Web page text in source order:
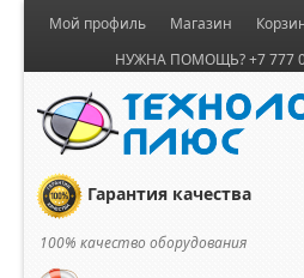
Мой профиль
Магазин
НУЖНА ПОМОЩЬ? +7 777
Гарантия качества
100% качество оборудования